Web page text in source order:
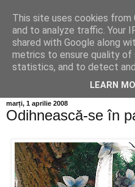
Info
BINE AȚI VENIT! *Jurnal
Vineri 07 August, 2026
marți, 1 aprilie 2008
Odihnească-se în
This site uses cookies
and to analyze traffic. Your
shared with Google along
metrics to ensure quality of
statistics, and to detect
LEARN